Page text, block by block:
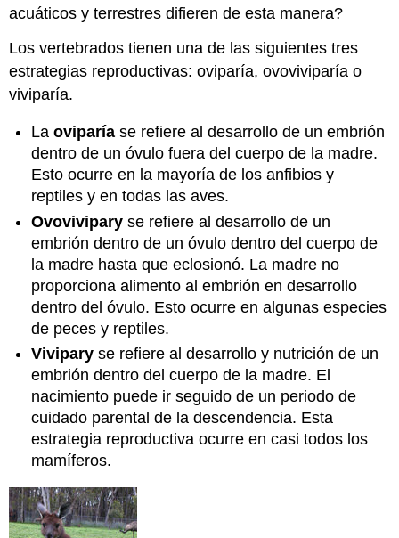
acuáticos y terrestres difieren de esta manera?
Los vertebrados tienen una de las siguientes tres
estrategias reproductivas: oviparía, ovoviviparía o
viviparía.
Laoviparía se refiere al desarrollo de un embrión
dentro de un óvulo fuera del cuerpo de la madre.
Esto ocurre en la mayoría de los anfibios y
reptiles y en todas las aves.
Ovovivipary se refiere al desarrollo de un
embrión dentro de un óvulo dentro del cuerpo de
la madre hasta que eclosionó. La madre no
proporciona alimento al embrión en desarrollo
dentro del óvulo. Esto ocurre en algunas especies
de peces y reptiles.
Vivipary se refiere al desarrollo y nutrición de un
embrión dentro del cuerpo de la madre. El
nacimiento puede ir seguido de un periodo de
cuidado parental de la descendencia. Esta
estrategia reproductiva ocurre en casi todos los
mamíferos.